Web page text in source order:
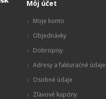
Môj účet
Moje konto
Objednávky
Dobropisy
Adresy a fakturačné údaje
Osobné údaje
Zľavové kupóny